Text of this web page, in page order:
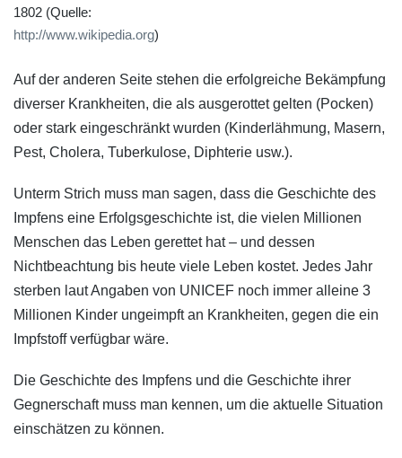
1802 (Quelle:
http://www.wikipedia.org)
Auf der anderen Seite stehen die erfolgreiche Bekämpfung
diverser Krankheiten, die als ausgerottet gelten (Pocken)
oder stark eingeschränkt wurden (Kinderlähmung, Masern,
Pest, Cholera, Tuberkulose, Diphterie usw.).
Unterm Strich muss man sagen, dass die Geschichte des
Impfens eine Erfolgsgeschichte ist, die vielen Millionen
Menschen das Leben gerettet hat – und dessen
Nichtbeachtung bis heute viele Leben kostet. Jedes Jahr
sterben laut Angaben von UNICEF noch immer alleine 3
Millionen Kinder ungeimpft an Krankheiten, gegen die ein
Impfstoff verfügbar wäre.
Die Geschichte des Impfens und die Geschichte ihrer
Gegnerschaft muss man kennen, um die aktuelle Situation
einschätzen zu können.